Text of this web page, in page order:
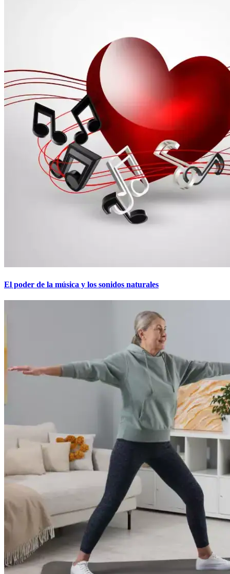
El poder de la música y los sonidos naturales